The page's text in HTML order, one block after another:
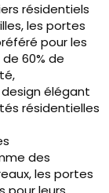
résidentiels
les portes
pour les
60% de
élégant
résidentielles
des
les portes